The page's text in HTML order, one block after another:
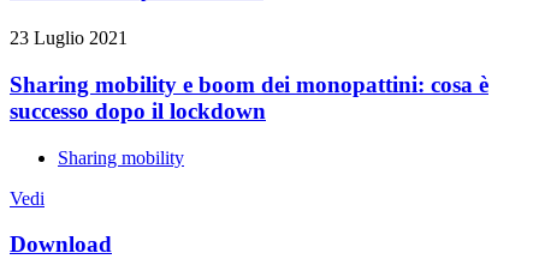
23 Luglio 2021
Sharing mobility e boom dei monopattini: cosa è
successo dopo il lockdown
Sharing mobility
Vedi
Download